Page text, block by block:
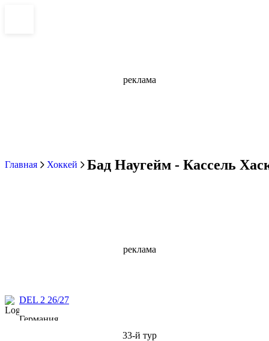
реклама
Главная Хоккей Бад Наугейм - Кассель
реклама
DEL 2 26/27
Германия
33-й тур